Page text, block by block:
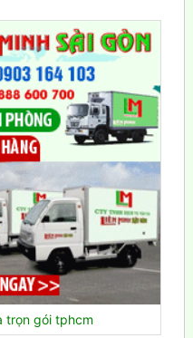
trọn gói tphcm